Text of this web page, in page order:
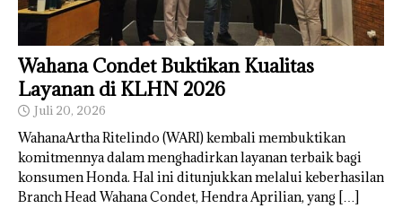
Wahana Condet Buktikan Kualitas
Layanan di KLHN 2026
Juli 20, 2026
WahanaArtha Ritelindo (WARI) kembali membuktikan
komitmennya dalam menghadirkan layanan terbaik bagi
konsumen Honda. Hal ini ditunjukkan melalui keberhasilan
Branch Head Wahana Condet, Hendra Aprilian, yang […]